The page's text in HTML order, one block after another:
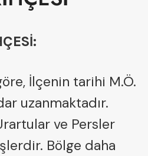
İlçenin tarihi M.Ö.
uzanmaktadır.
ve Persler
Bölge daha